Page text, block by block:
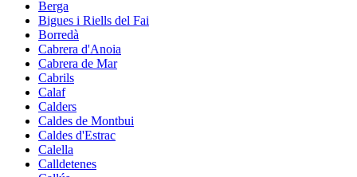
Berga
Bigues i Riells del Fai
Borredà
Cabrera d'Anoia
Cabrera de Mar
Cabrils
Calaf
Calders
Caldes de Montbui
Caldes d'Estrac
Calella
Calldetenes